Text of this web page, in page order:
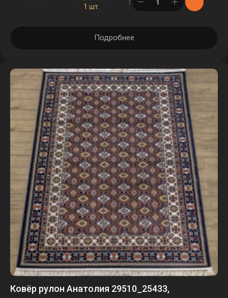
1 шт.
Подробнее
Ковёр рулон Анатолия 29510_25433,